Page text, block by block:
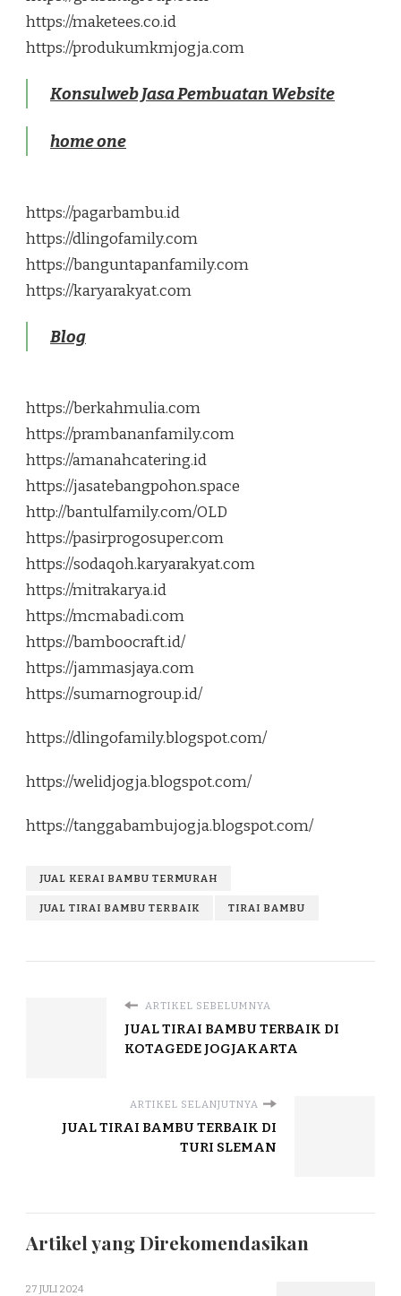
https://maketees.co.id
https://produkumkmjogja.com
Konsulweb Jasa Pembuatan Website
home one
https://pagarbambu.id
https://dlingofamily.com
https://banguntapanfamily.com
https://karyarakyat.com
Blog
https://berkahmulia.com
https://prambananfamily.com
https://amanahcatering.id
https://jasatebangpohon.space
http://bantulfamily.com/OLD
https://pasirprogosuper.com
https://sodaqoh.karyarakyat.com
https://mitrakarya.id
https://mcmabadi.com
https://bamboocraft.id/
https://jammasjaya.com
https://sumarnogroup.id/
https://dlingofamily.blogspot.com/
https://welidjogja.blogspot.com/
https://tanggabambujogja.blogspot.com/
JUAL KERAI BAMBU TERMURAH
JUAL TIRAI BAMBU TERBAIK TIRAI BAMBU
ARTIKEL SEBELUMNYA
JUAL TIRAI BAMBU TERBAIK DI
KOTAGEDE JOGJAKARTA
ARTIKEL SELANJUTNYA
JUAL TIRAI BAMBU TERBAIK DI
TURI SLEMAN
Artikel yang Direkomendasikan
27 JULI 2024